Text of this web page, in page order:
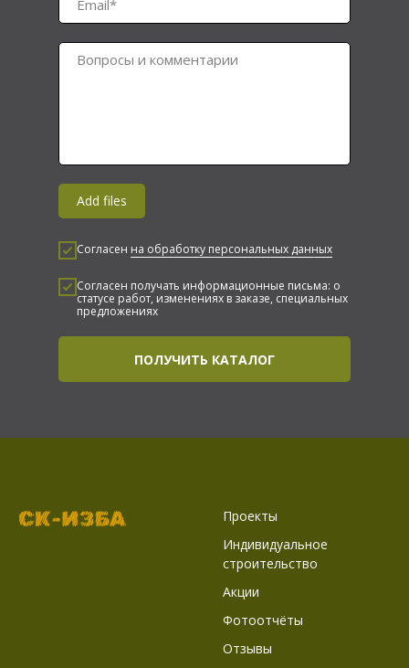
Email*
Вопросы и комментарии
Add files
Согласен на обработку персональных данных
Согласен получать информационные письма: о
статусе работ, изменениях в заказе, специальных
предложениях
ПОЛУЧИТЬ КАТАЛОГ
Проекты
Индивидуальное
строительство
Акции
Фотоотчёты
Отзывы